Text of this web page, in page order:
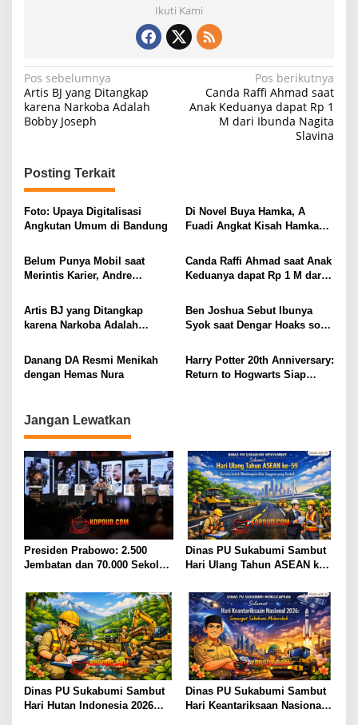
Ikuti Kami
N
a
v
g
a
s
p
o
s
Pos sebelumnya
Artis BJ yang Ditangkap
karena Narkoba Adalah
Bobby Joseph
Pos berikutnya
Canda Raffi Ahmad saat
Anak Keduanya dapat Rp 1
M dari Ibunda Nagita
Slavina
Posting Terkait
Foto: Upaya Digitalisasi
Angkutan Umum di Bandung
Di Novel Buya Hamka, A
Fuadi Angkat Kisah Hamka
Rasul
Belum Punya Mobil saat
Merintis Karier, Andre
Angkot
Canda Raffi Ahmad saat Anak
Keduanya dapat Rp 1 M dari
Artis BJ yang Ditangkap
karena Narkoba Adalah
Ben Joshua Sebut Ibunya
Syok saat Dengar Hoaks soal
Danang DA Resmi Menikah
dengan Hemas Nura
Harry Potter 20th Anniversary:
Return to Hogwarts Siap
Jangan Lewatkan
Presiden Prabowo: 2.500
Jembatan dan 70.000 Sekolah
Dinas PU Sukabumi Sambut
Hari Ulang Tahun ASEAN ke-
Pembangunan Berkelanjutan
Dinas PU Sukabumi Sambut
Hari Hutan Indonesia 2026
Dinas PU Sukabumi Sambut
Hari Keantariksaan Nasional